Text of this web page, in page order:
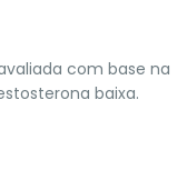
com base na
baixa.